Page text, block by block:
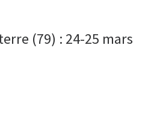
(79) : 24-25 mars